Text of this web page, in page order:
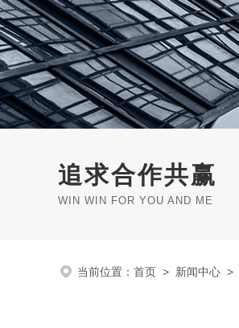
追求合作共赢
WIN WIN FOR YOU AND ME
当前位置： 首页 > 新闻中心 >